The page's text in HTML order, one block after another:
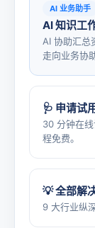
AI 业务助手
AI 知识工
AI 协助汇总
走向业务协助
🩺 申请试
30 分钟在
程免费。
💡 全部解
9 大行业纵